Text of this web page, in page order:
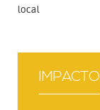
local
IMPACTO